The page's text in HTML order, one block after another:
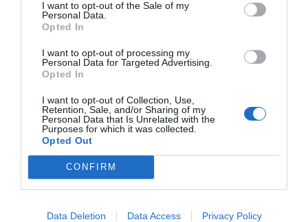
I want to opt-out of the Sale of my
Personal Data.
Opted In
I want to opt-out of processing my
Personal Data for Targeted Advertising.
Opted In
I want to opt-out of Collection, Use,
Retention, Sale, and/or Sharing of my
Personal Data that Is Unrelated with the
Purposes for which it was collected.
Opted Out
CONFIRM
Data Deletion Data Access Privacy Policy
la patronal, es comunicaran dimecres en una roda
de premsa conjunta entre GSMA, Generalitat,
Ministeri d'Economia, Fira de Barcelona i Turisme
de Barcelona.
AfegirVIA Empresacom a font preferida de
Google de forma gratuïta
Estigues informat amb les últimes notícies d'actualitat
ACTIVAR ARA